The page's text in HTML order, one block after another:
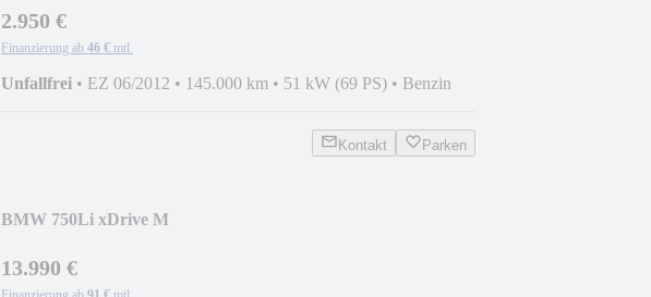
2.950 €
Finanzierung ab 46 € mtl.
Unfallfrei • EZ 06/2012 • 145.000 km • 51 kW (69 PS) • Benzin
Kontakt Parken
BMW 750Li xDrive M
13.990 €